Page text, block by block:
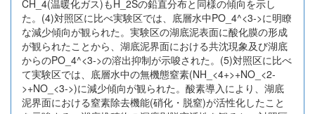
CH_4(温暖化ガス)もH_2Sの鉛直分布と同様の傾向を示し
た。(4)対照区に比べ実験区では、底層水中PO_4^<3->に明瞭
な減少傾向が観られた。実験区の湖底泥表面に酸化膜の形成
が観られたことから、湖底泥界面における共沈現象及び湖底
からのPO_4^<3->の溶出抑制が示唆された。(5)対照区に比べ
て実験区では、底層水中の無機態窒素(NH_<4+>+NO_<2-
>+NO_<3->)に減少傾向が観られた。酸素導入により、湖底
泥界面における窒素除去機能(硝化・脱窒)が活性化したこと